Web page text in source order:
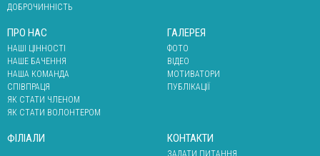
ДОБРОЧИННІСТЬ
ПРО НАС
НАШІ ЦІННОСТІ
НАШЕ БАЧЕННЯ
НАША КОМАНДА
СПІВПРАЦЯ
ЯК СТАТИ ЧЛЕНОМ
ЯК СТАТИ ВОЛОНТЕРОМ
ГАЛЕРЕЯ
ФОТО
ВІДЕО
МОТИВАТОРИ
ПУБЛІКАЦІЇ
ФІЛІАЛИ КОНТАКТИ
ЗАДАТИ ПИТАННЯ